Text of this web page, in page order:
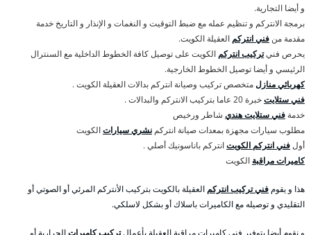
و أيضا التجارية.
برمجة الانتركم و تنظيم عمله مع ضبط التوقيت و النغمات و الإنذار و التاريخ خدمة
مقدمة من فني انتركم العقيلة الكويت.
يحرص فنيتركيب انتركم الكويت على توصيل كافة الخطوط الداخلية مع السنترال
الرئيسي و أيضا توصيل الخطوط الخارجية.
كهربائي منازلمتخصص تركيب وصيانة انتركم بدالات العقيلة الكويت .
فني ستلايتخبرة 20 عاما بتركيب الانتركم والبدالات .
خدمة فني ستلايت هندي شاطر ورخيص
مطلوب سيارات مجهزة بمعدات صيانة انتركم نشري سياراتالكويت
أولفني انتركم الكويتانتركم باناسونيك أصلي .
كاميرات مراقبة الكويت
هذا و يقوم فني تركيب انتركم العقيلة بالكويت بتركيب الأنتركم المرئي أو الصوتي أو
التقليدي و توصيله مع الكاميرات باسلاك أو بشكل لاسلكي.